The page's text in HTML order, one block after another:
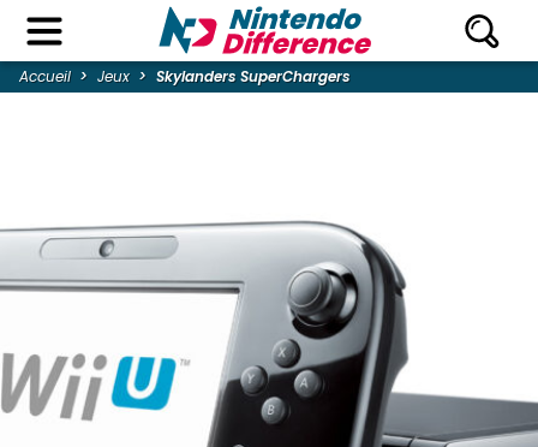
Accueil Jeux Skylanders SuperChargers